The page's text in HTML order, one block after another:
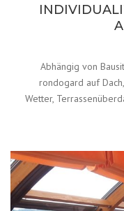
Abhängig von
rondogard auf
Wetter,